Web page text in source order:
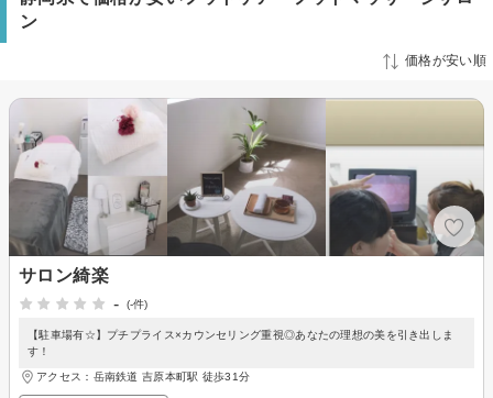
ン
価格が安い順
サロン綺楽
-
(-件)
【駐車場有☆】プチプライス×カウンセリング重視◎あなたの理想の美を引き出しま
す！
アクセス：岳南鉄道 吉原本町駅 徒歩31分